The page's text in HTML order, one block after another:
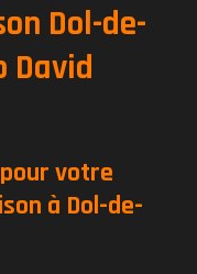
Dol-de-
David
votre
à Dol-de-